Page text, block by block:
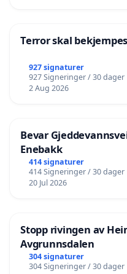
Terror skal
927 signaturer
927 Signeringer / 30 dager
2 Aug 2026
Bevar
Enebakk
414 signaturer
414 Signeringer / 30 dager
20 Jul 2026
Stopp rivingen av
Avgrunnsdalen
304 signaturer
304 Signeringer / 30 dager